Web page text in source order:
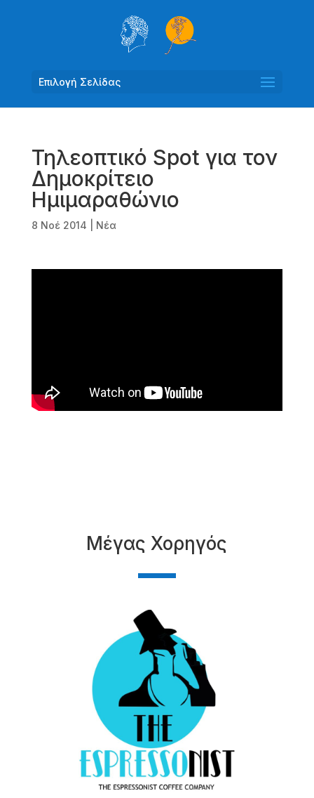
Επιλογή Σελίδας
Τηλεοπτικό Spot για τον
Δημοκρίτειο
Ημιμαραθώνιο
8 Νοέ 2014 Νέα
Μέγας Χορηγός